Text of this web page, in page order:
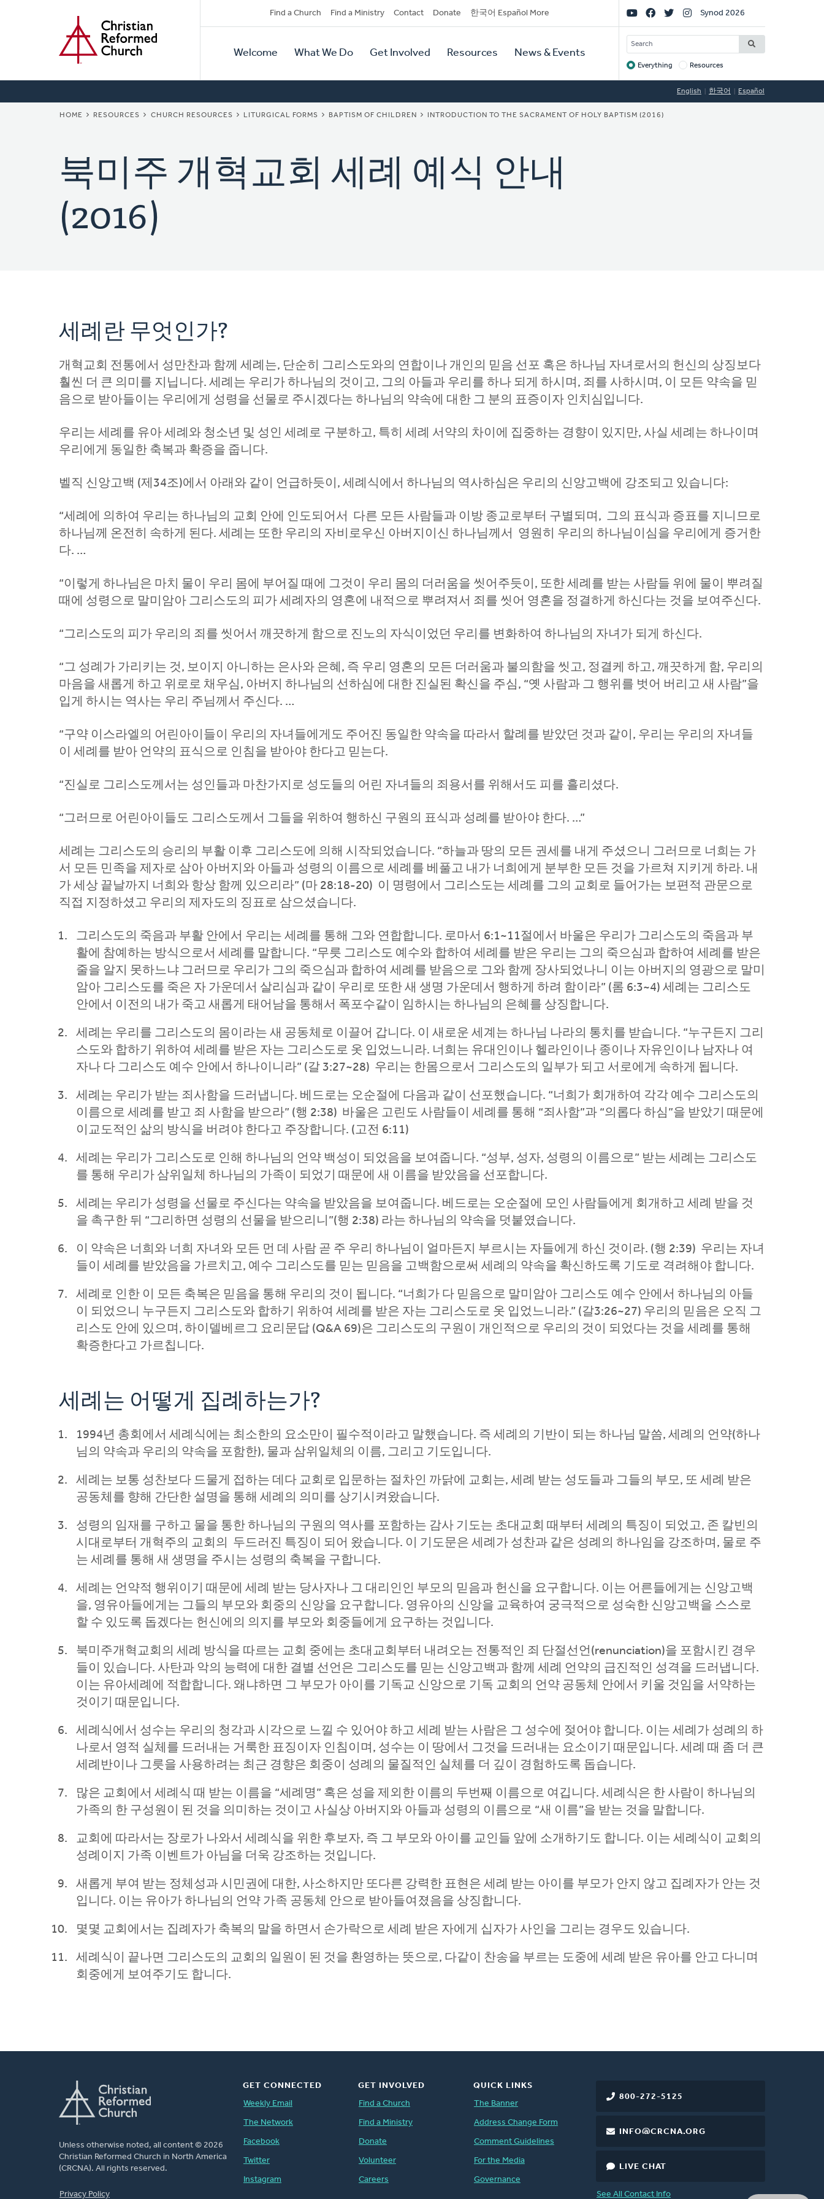
Secondary
Navigation
Find a Church Find a Ministry Contact Donate 한국어 Español More
Primary
Navigation
Welcome What We Do Get Involved Resources News & Events
Social
Links
Synod 2026
SEARCH
Target
Everything Resources
English 한국어 Español
BREADCRUMB
HOME RESOURCES CHURCH RESOURCES LITURGICAL FORMS BAPTISM OF CHILDREN INTRODUCTION TO THE SACRAMENT OF HOLY BAPTISM (2016)
북미주 개혁교회 세례 예식 안내
(2016)
세례란 무엇인가?
개혁교회 전통에서 성만찬과 함께 세례는, 단순히 그리스도와의 연합이나 개인의 믿음 선포 혹은 하나님 자녀로서의 헌신의 상징보다
훨씬 더 큰 의미를 지닙니다. 세례는 우리가 하나님의 것이고, 그의 아들과 우리를 하나 되게 하시며, 죄를 사하시며, 이 모든 약속을 믿
음으로 받아들이는 우리에게 성령을 선물로 주시겠다는 하나님의 약속에 대한 그 분의 표증이자 인치심입니다.
우리는 세례를 유아 세례와 청소년 및 성인 세례로 구분하고, 특히 세례 서약의 차이에 집중하는 경향이 있지만, 사실 세례는 하나이며
우리에게 동일한 축복과 확증을 줍니다.
벨직 신앙고백 (제34조)에서 아래와 같이 언급하듯이, 세례식에서 하나님의 역사하심은 우리의 신앙고백에 강조되고 있습니다:
“세례에 의하여 우리는 하나님의 교회 안에 인도되어서 다른 모든 사람들과 이방 종교로부터 구별되며, 그의 표식과 증표를 지니므로
하나님께 온전히 속하게 된다. 세례는 또한 우리의 자비로우신 아버지이신 하나님께서 영원히 우리의 하나님이심을 우리에게 증거한
다. …
“이렇게 하나님은 마치 물이 우리 몸에 부어질 때에 그것이 우리 몸의 더러움을 씻어주듯이, 또한 세례를 받는 사람들 위에 물이 뿌려질
때에 성령으로 말미암아 그리스도의 피가 세례자의 영혼에 내적으로 뿌려져서 죄를 씻어 영혼을 정결하게 하신다는 것을 보여주신다.
“그리스도의 피가 우리의 죄를 씻어서 깨끗하게 함으로 진노의 자식이었던 우리를 변화하여 하나님의 자녀가 되게 하신다.
“그 성례가 가리키는 것, 보이지 아니하는 은사와 은혜, 즉 우리 영혼의 모든 더러움과 불의함을 씻고, 정결케 하고, 깨끗하게 함, 우리의
마음을 새롭게 하고 위로로 채우심, 아버지 하나님의 선하심에 대한 진실된 확신을 주심, “옛 사람과 그 행위를 벗어 버리고 새 사람”을
입게 하시는 역사는 우리 주님께서 주신다. …
“구약 이스라엘의 어린아이들이 우리의 자녀들에게도 주어진 동일한 약속을 따라서 할례를 받았던 것과 같이, 우리는 우리의 자녀들
이 세례를 받아 언약의 표식으로 인침을 받아야 한다고 믿는다.
“진실로 그리스도께서는 성인들과 마찬가지로 성도들의 어린 자녀들의 죄용서를 위해서도 피를 흘리셨다.
“그러므로 어린아이들도 그리스도께서 그들을 위하여 행하신 구원의 표식과 성례를 받아야 한다. …”
세례는 그리스도의 승리의 부활 이후 그리스도에 의해 시작되었습니다. “하늘과 땅의 모든 권세를 내게 주셨으니 그러므로 너희는 가
서 모든 민족을 제자로 삼아 아버지와 아들과 성령의 이름으로 세례를 베풀고 내가 너희에게 분부한 모든 것을 가르쳐 지키게 하라. 내
가 세상 끝날까지 너희와 항상 함께 있으리라” (마 28:18-20) 이 명령에서 그리스도는 세례를 그의 교회로 들어가는 보편적 관문으로
직접 지정하셨고 우리의 제자도의 징표로 삼으셨습니다.
그리스도의 죽음과 부활 안에서 우리는 세례를 통해 그와 연합합니다. 로마서 6:1~11절에서 바울은 우리가 그리스도의 죽음과 부
활에 참예하는 방식으로서 세례를 말합니다. “무릇 그리스도 예수와 합하여 세례를 받은 우리는 그의 죽으심과 합하여 세례를 받은
줄을 알지 못하느냐 그러므로 우리가 그의 죽으심과 합하여 세례를 받음으로 그와 함께 장사되었나니 이는 아버지의 영광으로 말미
암아 그리스도를 죽은 자 가운데서 살리심과 같이 우리로 또한 새 생명 가운데서 행하게 하려 함이라” (롬 6:3~4) 세례는 그리스도
안에서 이전의 내가 죽고 새롭게 태어남을 통해서 폭포수같이 임하시는 하나님의 은혜를 상징합니다.
세례는 우리를 그리스도의 몸이라는 새 공동체로 이끌어 갑니다. 이 새로운 세계는 하나님 나라의 통치를 받습니다. “누구든지 그리
스도와 합하기 위하여 세례를 받은 자는 그리스도로 옷 입었느니라. 너희는 유대인이나 헬라인이나 종이나 자유인이나 남자나 여
자나 다 그리스도 예수 안에서 하나이니라” (갈 3:27~28) 우리는 한몸으로서 그리스도의 일부가 되고 서로에게 속하게 됩니다.
세례는 우리가 받는 죄사함을 드러냅니다. 베드로는 오순절에 다음과 같이 선포했습니다. “너희가 회개하여 각각 예수 그리스도의
이름으로 세례를 받고 죄 사함을 받으라” (행 2:38) 바울은 고린도 사람들이 세례를 통해 “죄사함”과 “의롭다 하심”을 받았기 때문에
이교도적인 삶의 방식을 버려야 한다고 주장합니다. (고전 6:11)
세례는 우리가 그리스도로 인해 하나님의 언약 백성이 되었음을 보여줍니다. “성부, 성자, 성령의 이름으로” 받는 세례는 그리스도
를 통해 우리가 삼위일체 하나님의 가족이 되었기 때문에 새 이름을 받았음을 선포합니다.
세례는 우리가 성령을 선물로 주신다는 약속을 받았음을 보여줍니다. 베드로는 오순절에 모인 사람들에게 회개하고 세례 받을 것
을 촉구한 뒤 “그리하면 성령의 선물을 받으리니”(행 2:38) 라는 하나님의 약속을 덧붙였습니다.
이 약속은 너희와 너희 자녀와 모든 먼 데 사람 곧 주 우리 하나님이 얼마든지 부르시는 자들에게 하신 것이라. (행 2:39) 우리는 자녀
들이 세례를 받았음을 가르치고, 예수 그리스도를 믿는 믿음을 고백함으로써 세례의 약속을 확신하도록 기도로 격려해야 합니다.
세례로 인한 이 모든 축복은 믿음을 통해 우리의 것이 됩니다. “너희가 다 믿음으로 말미암아 그리스도 예수 안에서 하나님의 아들
이 되었으니 누구든지 그리스도와 합하기 위하여 세례를 받은 자는 그리스도로 옷 입었느니라.” (갈3:26~27) 우리의 믿음은 오직 그
리스도 안에 있으며, 하이델베르그 요리문답 (Q&A 69)은 그리스도의 구원이 개인적으로 우리의 것이 되었다는 것을 세례를 통해
확증한다고 가르칩니다.
세례는 어떻게 집례하는가?
1994년 총회에서 세례식에는 최소한의 요소만이 필수적이라고 말했습니다. 즉 세례의 기반이 되는 하나님 말씀, 세례의 언약(하나
님의 약속과 우리의 약속을 포함한), 물과 삼위일체의 이름, 그리고 기도입니다.
세례는 보통 성찬보다 드물게 접하는 데다 교회로 입문하는 절차인 까닭에 교회는, 세례 받는 성도들과 그들의 부모, 또 세례 받은
공동체를 향해 간단한 설명을 통해 세례의 의미를 상기시켜왔습니다.
성령의 임재를 구하고 물을 통한 하나님의 구원의 역사를 포함하는 감사 기도는 초대교회 때부터 세례의 특징이 되었고, 존 칼빈의
시대로부터 개혁주의 교회의 두드러진 특징이 되어 왔습니다. 이 기도문은 세례가 성찬과 같은 성례의 하나임을 강조하며, 물로 주
는 세례를 통해 새 생명을 주시는 성령의 축복을 구합니다.
세례는 언약적 행위이기 때문에 세례 받는 당사자나 그 대리인인 부모의 믿음과 헌신을 요구합니다. 이는 어른들에게는 신앙고백
을, 영유아들에게는 그들의 부모와 회중의 신앙을 요구합니다. 영유아의 신앙을 교육하여 궁극적으로 성숙한 신앙고백을 스스로
할 수 있도록 돕겠다는 헌신에의 의지를 부모와 회중들에게 요구하는 것입니다.
북미주개혁교회의 세례 방식을 따르는 교회 중에는 초대교회부터 내려오는 전통적인 죄 단절선언(renunciation)을 포함시킨 경우
들이 있습니다. 사탄과 악의 능력에 대한 결별 선언은 그리스도를 믿는 신앙고백과 함께 세례 언약의 급진적인 성격을 드러냅니다.
이는 유아세례에 적합합니다. 왜냐하면 그 부모가 아이를 기독교 신앙으로 기독 교회의 언약 공동체 안에서 키울 것임을 서약하는
것이기 때문입니다.
세례식에서 성수는 우리의 청각과 시각으로 느낄 수 있어야 하고 세례 받는 사람은 그 성수에 젖어야 합니다. 이는 세례가 성례의 하
나로서 영적 실체를 드러내는 거룩한 표징이자 인침이며, 성수는 이 땅에서 그것을 드러내는 요소이기 때문입니다. 세례 때 좀 더 큰
세례반이나 그릇을 사용하려는 최근 경향은 회중이 성례의 물질적인 실체를 더 깊이 경험하도록 돕습니다.
많은 교회에서 세례식 때 받는 이름을 “세례명” 혹은 성을 제외한 이름의 두번째 이름으로 여깁니다. 세례식은 한 사람이 하나님의
가족의 한 구성원이 된 것을 의미하는 것이고 사실상 아버지와 아들과 성령의 이름으로 “새 이름”을 받는 것을 말합니다.
교회에 따라서는 장로가 나와서 세례식을 위한 후보자, 즉 그 부모와 아이를 교인들 앞에 소개하기도 합니다. 이는 세례식이 교회의
성례이지 가족 이벤트가 아님을 더욱 강조하는 것입니다.
새롭게 부여 받는 정체성과 시민권에 대한, 사소하지만 또다른 강력한 표현은 세례 받는 아이를 부모가 안지 않고 집례자가 안는 것
입니다. 이는 유아가 하나님의 언약 가족 공동체 안으로 받아들여졌음을 상징합니다.
몇몇 교회에서는 집례자가 축복의 말을 하면서 손가락으로 세례 받은 자에게 십자가 사인을 그리는 경우도 있습니다.
세례식이 끝나면 그리스도의 교회의 일원이 된 것을 환영하는 뜻으로, 다같이 찬송을 부르는 도중에 세례 받은 유아를 안고 다니며
회중에게 보여주기도 합니다.
Unless otherwise noted, all content © 2026
Christian Reformed Church in North America
(CRCNA). All rights reserved.
Privacy Policy
800-272-5125
INFO@CRCNA.ORG
LIVE CHAT
See All Contact Info
GET CONNECTED
Weekly Email
The Network
Facebook
Twitter
Instagram
GET INVOLVED
Find a Church
Find a Ministry
Donate
Volunteer
Careers
QUICK LINKS
The Banner
Address Change Form
Comment Guidelines
For the Media
Governance